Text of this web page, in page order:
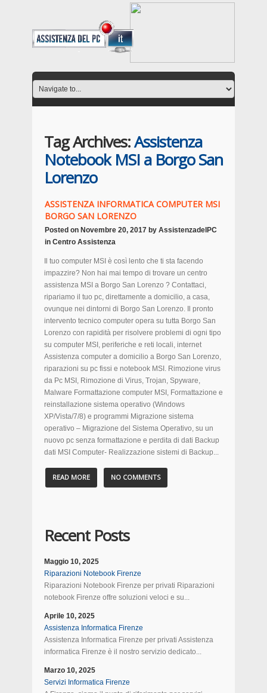
Tag Archives:Assistenza
Notebook MSI a Borgo San
Lorenzo
ASSISTENZA INFORMATICA COMPUTER MSI
BORGO SAN LORENZO
Posted on Novembre 20, 2017 by AssistenzadelPC
in Centro Assistenza
Il tuo computer MSI è così lento che ti sta facendo
impazzire? Non hai mai tempo di trovare un centro
assistenza MSI a Borgo San Lorenzo ? Contattaci,
ripariamo il tuo pc, direttamente a domicilio, a casa,
ovunque nei dintorni di Borgo San Lorenzo. Il pronto
intervento tecnico computer opera su tutta Borgo San
Lorenzo con rapidità per risolvere problemi di ogni tipo
su computer MSI, periferiche e reti locali, internet
Assistenza computer a domicilio a Borgo San Lorenzo,
riparazioni su pc fissi e notebook MSI. Rimozione virus
da Pc MSI, Rimozione di Virus, Trojan, Spyware,
Malware Formattazione computer MSI, Formattazione e
reinstallazione sistema operativo (Windows
XP/Vista/7/8) e programmi Migrazione sistema
operativo – Migrazione del Sistema Operativo, su un
nuovo pc senza formattazione e perdita di dati Backup
dati MSI Computer- Realizzazione sistemi di Backup...
READ MORE NO COMMENTS
Recent Posts
Maggio 10, 2025
Riparazioni Notebook Firenze
Riparazioni Notebook Firenze per privati Riparazioni
notebook Firenze offre soluzioni veloci e su...
Aprile 10, 2025
Assistenza Informatica Firenze
Assistenza Informatica Firenze per privati Assistenza
informatica Firenze è il nostro servizio dedicato...
Marzo 10, 2025
Servizi Informatica Firenze